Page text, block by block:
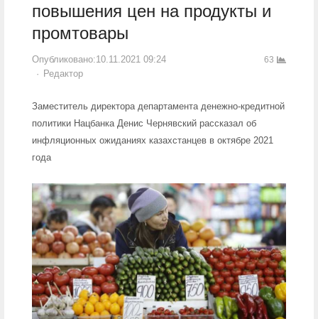
повышения цен на продукты и
промтовары
Опубликовано:10.11.2021 09:24
Author
Редактор
63
Заместитель директора департамента денежно-кредитной
политики Нацбанка Денис Чернявский рассказал об
инфляционных ожиданиях казахстанцев в октябре 2021
года